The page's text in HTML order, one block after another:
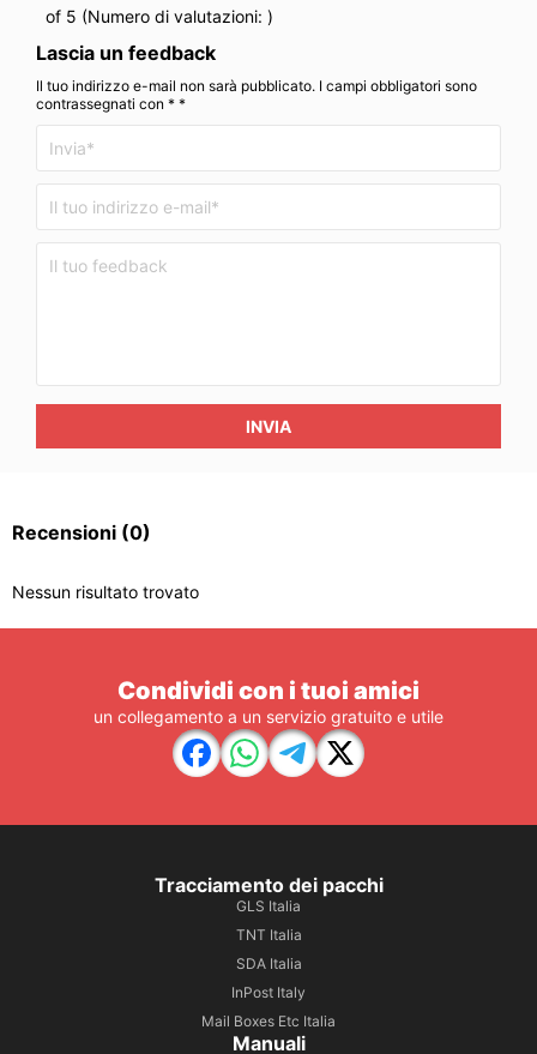
of 5 (Numero di valutazioni: )
Lascia un feedback
Il tuo indirizzo e-mail non sarà pubblicato. I campi obbligatori sono
contrassegnati con * *
INVIA
Recensioni (0)
Nessun risultato trovato
Condividi con i tuoi amici
un collegamento a un servizio gratuito e utile
Tracciamento dei pacchi
GLS Italia
TNT Italia
SDA Italia
InPost Italy
Mail Boxes Etc Italia
Manuali